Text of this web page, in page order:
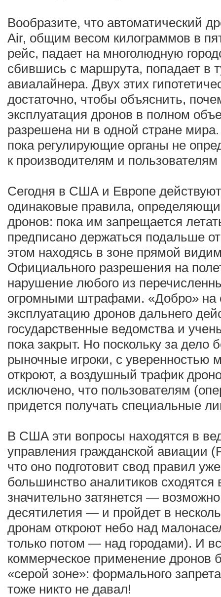
Вообразите, что автоматический
Air, общим весом килограммов в
рейс, падает на многолюдную
сбившись с маршрута, попадает в
авиалайнера. Двух этих
достаточно, чтобы объяснить,
эксплуатация дронов в полном
разрешена ни в одной стране
пока регулирующие органы не
к производителям и
Сегодня в США и Европе
одинаковые правила,
дронов: пока им запрещается
предписано держаться подальше
этом находясь в зоне прямой
Официального разрешения на
нарушение любого из
огромными штрафами. «Добро» на
эксплуатацию дронов дальнего
государственные ведомства и
пока закрыт. Но поскольку за дело
рыночные игроки, с уверенностью
откроют, а воздушный трафик
исключено, что пользователям
придется получать специальные
В США эти вопросы находятся в
управления гражданской авиации
что оно подготовит свод правил
большинство аналитиков
значительно затянется —
десятилетия — и пройдет в
дронам откроют небо над
только потом — над городами). И
коммерческое применение дронов
«серой зоне»: формального
тоже никто не давал!